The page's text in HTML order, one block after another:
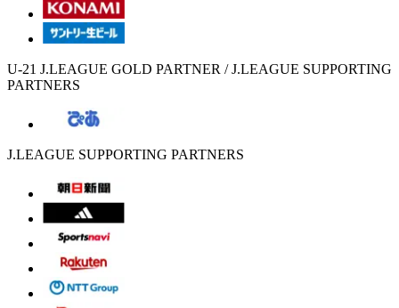
U-21 J.LEAGUE GOLD PARTNER / J.LEAGUE SUPPORTING
PARTNERS
J.LEAGUE SUPPORTING PARTNERS